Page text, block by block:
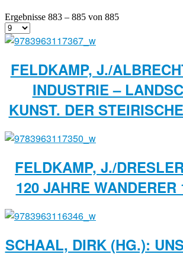
Ergebnisse 883 – 885 von 885
FELDKAMP, J./
INDUSTRIE –
KUNST. DER
FELDKAMP, J./
120 JAHRE WANDERER
SCHAAL, DIRK (HG.):